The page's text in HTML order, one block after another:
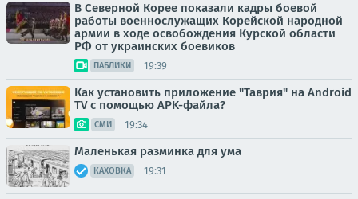
В Северной Корее показали кадры боевой
работы военнослужащих Корейской народной
армии в ходе освобождения Курской области
РФ от украинских боевиков
ПАБЛИКИ 19:39
Как установить приложение "Таврия" на Android
TV с помощью APK-файла?
СМИ 19:34
Маленькая разминка для ума
КАХОВКА 19:31